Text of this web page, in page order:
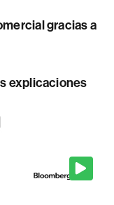
gracias a
explicaciones